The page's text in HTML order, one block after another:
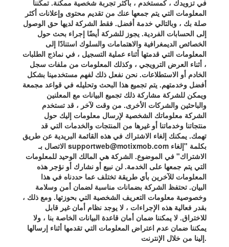
في تزويدك ، كمستخدم ، بأكثر تجربة شخصية ممكنة. تمكّننا
المعلومات التي يتم جمعها عنك من تقديم محتوى وإعلانات أكثر
صلة بك ، وبالتالي خدمة أفضل. فقط الشركة لديها حق الوصول
إلى الحسابات الفردية. يجوز للشركة أيضًا إجراء بحث حول
الخصائص الديمغرافية والاهتمامات والسلوك استنادًا إلى
المعلومات التي قدمتها أثناء عملية التسجيل ، في نماذج الطلبات
، أثناء العرض الترويجي ، وكذلك المعلومات من ملفات سجل
الخادم أو الاستطلاعات. نحن نفعل ذلك لفهم مستخدمينا بشكل
أفضل وخدمتهم. يتم تجميع هذا البحث وتحليله في قواعد مجمعة
ويمكن للشركة مشاركة ذلك تجميع البيانات مع المعلنين
والباحثين والشركات الأخرى. من وقت لآخر ، قد تستخدم
الشركة معلوماتك الشخصية لإرسال معلومات إليك حول
منتجاتنا وخدماتنا أو غيرها من المنتجات والخدمات التي قد
تهمك. يمكنك إلغاء الاشتراك في هذه القائمة البريدية عن طريق
supportweb@motixmob.com
الاشتراك" في الموضوع. الشركة هي المالك الوحيد للمعلومات
التي يتم جمعها على الخدمة. لن نبيع أو نشارك أو نؤجر هذه
المعلومات للآخرين بأي طريقة تختلف عما حددناه في هذا
البيان. تحتفظ الشركة بضمانات مناسبة لضمان أمن وسلامة
وخصوصية معلومات التعريف الشخصية التي بحوزتها. ومع ذلك ،
بقدر فعالية هذه الإجراءات ، لا يوجد نظام أمان غير قابل
للاختراق. لا يمكننا ضمان أمان قاعدة البيانات الخاصة بنا ، ولا
يمكننا ضمان عدم اعتراض المعلومات التي تقدمها أثناء إرسالها
إلينا من خلال الإنترنت.